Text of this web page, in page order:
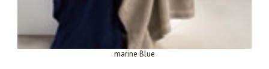
marine Blue